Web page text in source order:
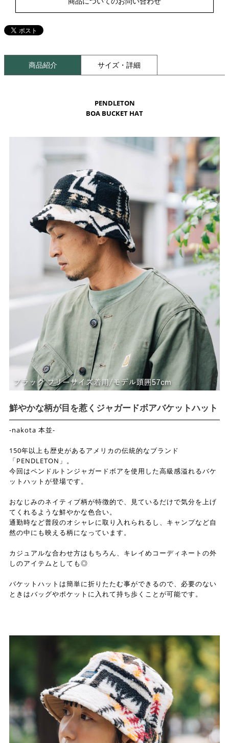
商品紹介 サイズ・詳細
PENDLETON
BOA BUCKET HAT
鮮やかな柄が目を惹くジャガードボアバケットハット
-nakota 本並-
150年以上も歴史があるアメリカの伝統的なブランド
「PENDLETON」。
今回はペンドルトンジャガードボアを使用した高級感溢れるバケ
ットハットが登場です。
おなじみのネイティブ柄が特徴的で、見ているだけで気分を上げ
てくれるような鮮やかな色合い。
通勤時など普段のオシャレに取り入れられるし、キャンプなど自
然の中にも映える柄になっています。
カジュアルな合わせ方はもちろん、キレイめコーディネートの外
しのアイテムとしても◎
バケットハットは簡単に折りたたむ事ができるので、必要のない
ときはバッグやポケットに入れて持ち歩くことが可能です。